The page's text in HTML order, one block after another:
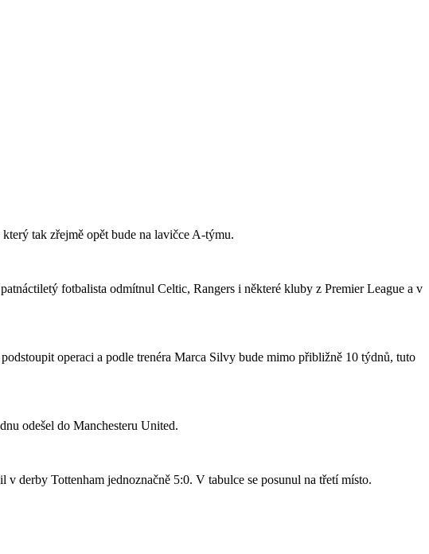
tak zřejmě opět bude na lavičce A-týmu.
fotbalista odmítnul Celtic, Rangers i některé kluby z Premier League a v
operaci a podle trenéra Marca Silvy bude mimo přibližně 10 týdnů, tuto
odešel do Manchesteru United.
derby Tottenham jednoznačně 5:0. V tabulce se posunul na třetí místo.